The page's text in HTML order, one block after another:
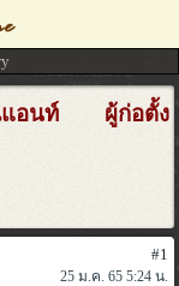
อนท์ ผู้ก่อตั้ง
#1
25 ม.ค. 65 5:24 น.